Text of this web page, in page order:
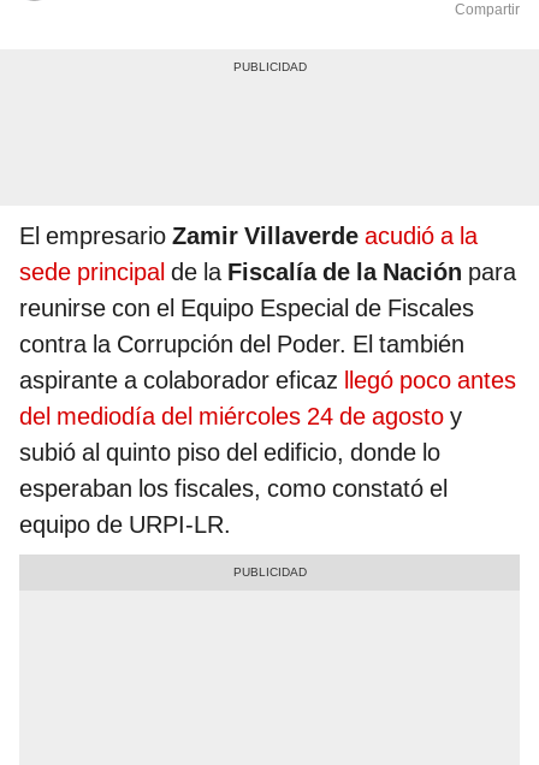
Compartir
El empresario Zamir Villaverde acudió a la
sede principal de la Fiscalía de la Nación para
reunirse con el Equipo Especial de Fiscales
contra la Corrupción del Poder. El también
aspirante a colaborador eficaz llegó poco antes
del mediodía del miércoles 24 de agosto y
subió al quinto piso del edificio, donde lo
esperaban los fiscales, como constató el
equipo de URPI-LR.